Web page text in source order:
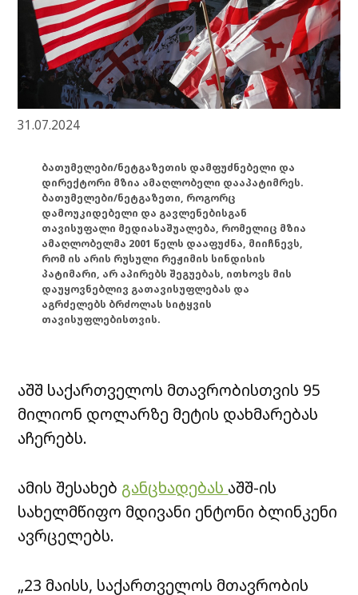
31.07.2024
ბათუმელები/ნეტგაზეთის დამფუძნებელი და
დირექტორი მზია ამაღლობელი დააპატიმრეს.
ბათუმელები/ნეტგაზეთი, როგორც
დამოუკიდებელი და გავლენებისგან
თავისუფალი მედიასაშუალება, რომელიც მზია
ამაღლობელმა 2001 წელს დააფუძნა, მიიჩნევს,
რომ ის არის რუსული რეჟიმის სინდისის
პატიმარი, არ აპირებს შეგუებას, ითხოვს მის
დაუყოვნებლივ გათავისუფლებას და
აგრძელებს ბრძოლას სიტყვის
თავისუფლებისთვის.
აშშ საქართველოს მთავრობისთვის 95
მილიონ დოლარზე მეტის დახმარებას
აჩერებს.
ამის შესახებ განცხადებას აშშ-ის
სახელმწიფო მდივანი ენტონი ბლინკენი
ავრცელებს.
„23 მაისს, საქართველოს მთავრობის